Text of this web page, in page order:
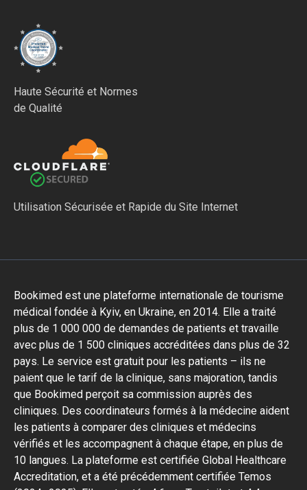
Haute Sécurité et Normes
de Qualité
Utilisation Sécurisée et Rapide du Site Internet
Bookimed est une plateforme internationale de tourisme
médical fondée à Kyiv, en Ukraine, en 2014. Elle a traité
plus de 1 000 000 de demandes de patients et travaille
avec plus de 1 500 cliniques accréditées dans plus de 32
pays. Le service est gratuit pour les patients – ils ne
paient que le tarif de la clinique, sans majoration, tandis
que Bookimed perçoit sa commission auprès des
cliniques. Des coordinateurs formés à la médecine aident
les patients à comparer des cliniques et médecins
vérifiés et les accompagnent à chaque étape, en plus de
10 langues. La plateforme est certifiée Global Healthcare
Accreditation, et a été précédemment certifiée Temos